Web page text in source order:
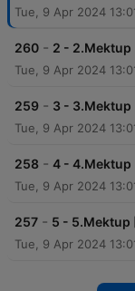
Tue, 9 Apr 2024
260 - 2 -
Tue, 9 Apr 2024
259 - 3 -
Tue, 9 Apr 2024
258 - 4 - 4.Mektup
Tue, 9 Apr 2024
257 - 5 - 5.Mektup
Tue, 9 Apr 2024